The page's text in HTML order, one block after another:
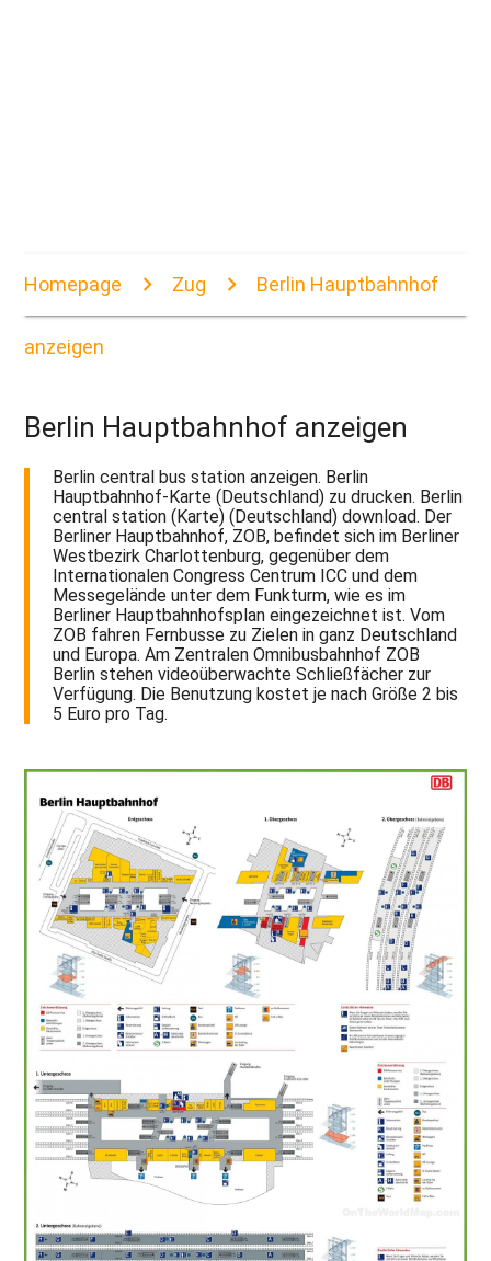
Homepage Zug Berlin Hauptbahnhof
anzeigen
Berlin Hauptbahnhof anzeigen
Berlin central bus station anzeigen. Berlin
Hauptbahnhof-Karte (Deutschland) zu drucken. Berlin
central station (Karte) (Deutschland) download. Der
Berliner Hauptbahnhof, ZOB, befindet sich im Berliner
Westbezirk Charlottenburg, gegenüber dem
Internationalen Congress Centrum ICC und dem
Messegelände unter dem Funkturm, wie es im
Berliner Hauptbahnhofsplan eingezeichnet ist. Vom
ZOB fahren Fernbusse zu Zielen in ganz Deutschland
und Europa. Am Zentralen Omnibusbahnhof ZOB
Berlin stehen videoüberwachte Schließfächer zur
Verfügung. Die Benutzung kostet je nach Größe 2 bis
5 Euro pro Tag.